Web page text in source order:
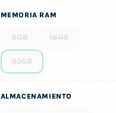
MEMORIA RAM
8GB 16GB
32GB
ALMACENAMIENTO